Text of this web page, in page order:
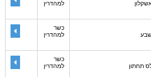
למהדרין
כשר
למהדרין
תחתון
כשר
למהדרין